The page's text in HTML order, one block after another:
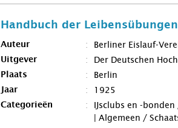
Handbuch der
Auteur Berliner Eislauf-
Uitgever Der Deutschen
Plaats Berlin
Jaar 1925
Categorieën
IJsclubs en -
| Algemeen /